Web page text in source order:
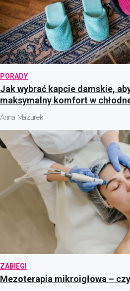
PORADY
Jak wybrać kapcie damskie,
maksymalny komfort w
Anna Mazurek
ZABIEGI
Mezoterapia mikroigłowa –